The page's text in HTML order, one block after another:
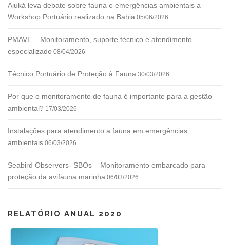
Aiuká leva debate sobre fauna e emergências ambientais a
Workshop Portuário realizado na Bahia 05/06/2026
PMAVE – Monitoramento, suporte técnico e atendimento
especializado 08/04/2026
Técnico Portuário de Proteção à Fauna 30/03/2026
Por que o monitoramento de fauna é importante para a gestão
ambiental? 17/03/2026
Instalações para atendimento a fauna em emergências
ambientais 06/03/2026
Seabird Observers- SBOs – Monitoramento embarcado para
proteção da avifauna marinha 06/03/2026
RELATÓRIO ANUAL 2020